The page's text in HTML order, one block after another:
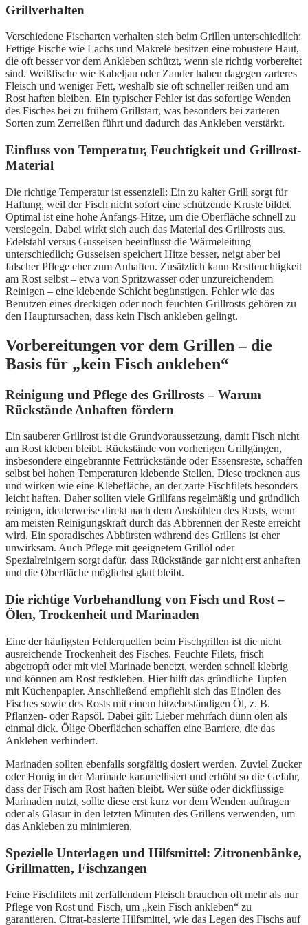
Grillverhalten
Verschiedene Fischarten verhalten sich beim Grillen unterschiedlich:
Fettige Fische wie Lachs und Makrele besitzen eine robustere Haut,
die oft besser vor dem Ankleben schützt, wenn sie richtig vorbereitet
sind. Weißfische wie Kabeljau oder Zander haben dagegen zarteres
Fleisch und weniger Fett, weshalb sie oft schneller reißen und am
Rost haften bleiben. Ein typischer Fehler ist das sofortige Wenden
des Fisches bei zu frühem Grillstart, was besonders bei zarteren
Sorten zum Zerreißen führt und dadurch das Ankleben verstärkt.
Einfluss von Temperatur, Feuchtigkeit und Grillrost-
Material
Die richtige Temperatur ist essenziell: Ein zu kalter Grill sorgt für
Haftung, weil der Fisch nicht sofort eine schützende Kruste bildet.
Optimal ist eine hohe Anfangs-Hitze, um die Oberfläche schnell zu
versiegeln. Dabei wirkt sich auch das Material des Grillrosts aus.
Edelstahl versus Gusseisen beeinflusst die Wärmeleitung
unterschiedlich; Gusseisen speichert Hitze besser, neigt aber bei
falscher Pflege eher zum Anhaften. Zusätzlich kann Restfeuchtigkeit
am Rost selbst – etwa von Spritzwasser oder unzureichendem
Reinigen – eine klebende Schicht begünstigen. Fehler wie das
Benutzen eines dreckigen oder noch feuchten Grillrosts gehören zu
den Hauptursachen, dass kein Fisch ankleben gelingt.
Vorbereitungen vor dem Grillen – die
Basis für „kein Fisch ankleben“
Reinigung und Pflege des Grillrosts – Warum
Rückstände Anhaften fördern
Ein sauberer Grillrost ist die Grundvoraussetzung, damit Fisch nicht
am Rost kleben bleibt. Rückstände von vorherigen Grillgängen,
insbesondere eingebrannte Fettrückstände oder Essensreste, schaffen
selbst bei hohen Temperaturen klebende Stellen. Diese trocknen aus
und wirken wie eine Klebefläche, an der zarte Fischfilets besonders
leicht haften. Daher sollten viele Grillfans regelmäßig und gründlich
reinigen, idealerweise direkt nach dem Auskühlen des Rosts, wenn
am meisten Reinigungskraft durch das Abbrennen der Reste erreicht
wird. Ein sporadisches Abbürsten während des Grillens ist eher
unwirksam. Auch Pflege mit geeignetem Grillöl oder
Spezialreinigern sorgt dafür, dass Rückstände gar nicht erst anhaften
und die Oberfläche möglichst glatt bleibt.
Die richtige Vorbehandlung von Fisch und Rost –
Ölen, Trockenheit und Marinaden
Eine der häufigsten Fehlerquellen beim Fischgrillen ist die nicht
ausreichende Trockenheit des Fisches. Feuchte Filets, frisch
abgetropft oder mit viel Marinade benetzt, werden schnell klebrig
und können am Rost festkleben. Hier hilft das gründliche Tupfen
mit Küchenpapier. Anschließend empfiehlt sich das Einölen des
Fisches sowie des Rosts mit einem hitzebeständigen Öl, z. B.
Pflanzen- oder Rapsöl. Dabei gilt: Lieber mehrfach dünn ölen als
einmal dick. Ölige Oberflächen schaffen eine Barriere, die das
Ankleben verhindert.
Marinaden sollten ebenfalls sorgfältig dosiert werden. Zuviel Zucker
oder Honig in der Marinade karamellisiert und erhöht so die Gefahr,
dass der Fisch am Rost haften bleibt. Wer süße oder dickflüssige
Marinaden nutzt, sollte diese erst kurz vor dem Wenden auftragen
oder als Glasur in den letzten Minuten des Grillens verwenden, um
das Ankleben zu minimieren.
Spezielle Unterlagen und Hilfsmittel: Zitronenbänke,
Grillmatten, Fischzangen
Feine Fischfilets mit zerfallendem Fleisch brauchen oft mehr als nur
Pflege von Rost und Fisch, um „kein Fisch ankleben“ zu
garantieren. Citrat-basierte Hilfsmittel, wie das Legen des Fischs auf